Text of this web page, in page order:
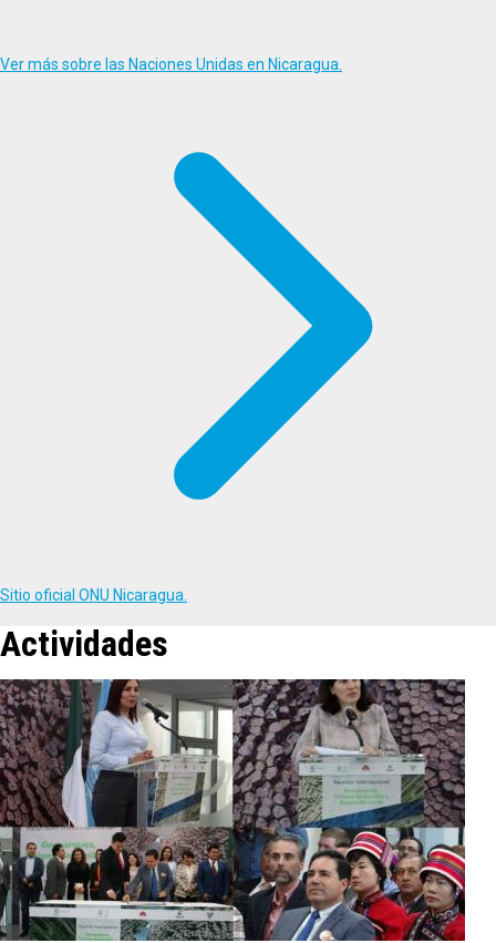
Ver más sobre las Naciones Unidas en Nicaragua.
Sitio oficial ONU Nicaragua.
Actividades